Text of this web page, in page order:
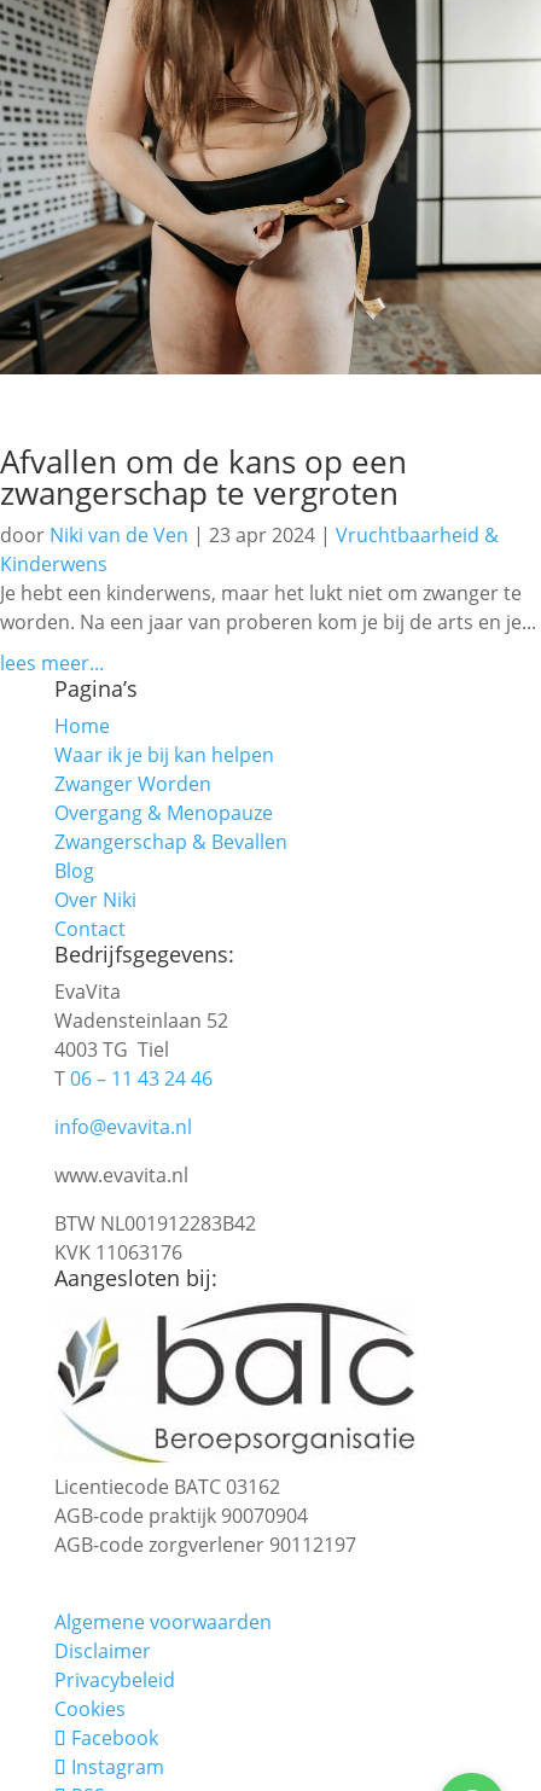
Afvallen om de kans op een
zwangerschap te vergroten
door Niki van de Ven | 23 apr 2024 | Vruchtbaarheid &
Kinderwens
Je hebt een kinderwens, maar het lukt niet om zwanger te
worden. Na een jaar van proberen kom je bij de arts en je...
lees meer...
Pagina’s
Home
Waar ik je bij kan helpen
Zwanger Worden
Overgang & Menopauze
Zwangerschap & Bevallen
Blog
Over Niki
Contact
Bedrijfsgegevens:
EvaVita
Wadensteinlaan 52
4003 TG Tiel
T06 – 11 43 24 46
info@evavita.nl
www.evavita.nl
BTW NL001912283B42
KVK 11063176
Aangesloten bij:
Licentiecode BATC 03162
AGB-code praktijk 90070904
AGB-code zorgverlener 90112197
Algemene voorwaarden
Disclaimer
Privacybeleid
Cookies
Facebook
Instagram